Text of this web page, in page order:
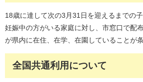
18歳に達して次の3月31日を迎えるまでの
妊娠中の方がいる家庭に対し、市窓口で配
が県内に在住、在学、在園していることが条
全国共通利用について